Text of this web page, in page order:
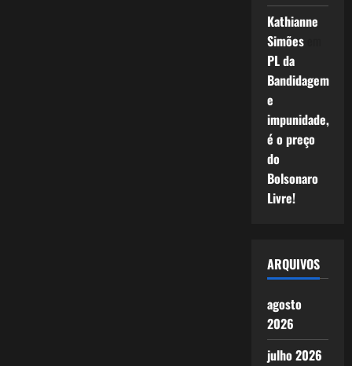
Kathianne
Simõesem
PL da
Bandidagem
e
impunidade,
é o preço
do
Bolsonaro
Livre!
ARQUIVOS
agosto
2026
julho 2026